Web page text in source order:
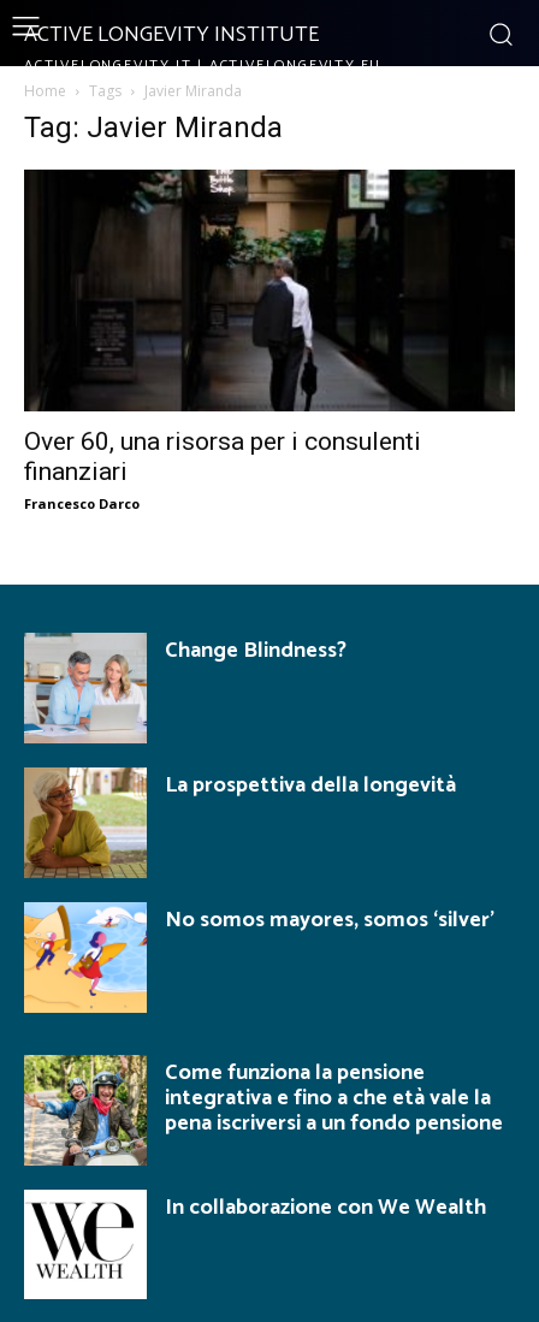
ACTIVE LONGEVITY INSTITUTE
ACTIVELONGEVITY.IT | ACTIVELONGEVITY.EU
Home Tags Javier Miranda
Tag: Javier Miranda
Over 60, una risorsa per i consulenti
finanziari
Francesco Darco
Change Blindness?
La prospettiva della longevità
No somos mayores, somos ‘silver’
Come funziona la pensione
integrativa e fino a che età vale la
pena iscriversi a un fondo pensione
In collaborazione con We Wealth